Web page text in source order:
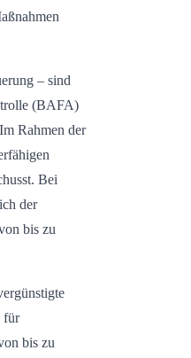
– sind
(BAFA)
Rahmen der
Bei
der
bis zu
für
bis zu